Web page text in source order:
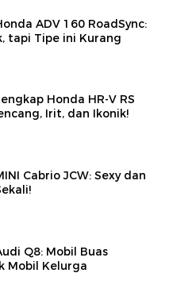
ADV 160 RoadSync:
tapi Tipe ini Kurang
Honda HR-V RS
Irit, dan Ikonik!
Cabrio JCW: Sexy dan
Q8: Mobil Buas
Mobil Kelurga